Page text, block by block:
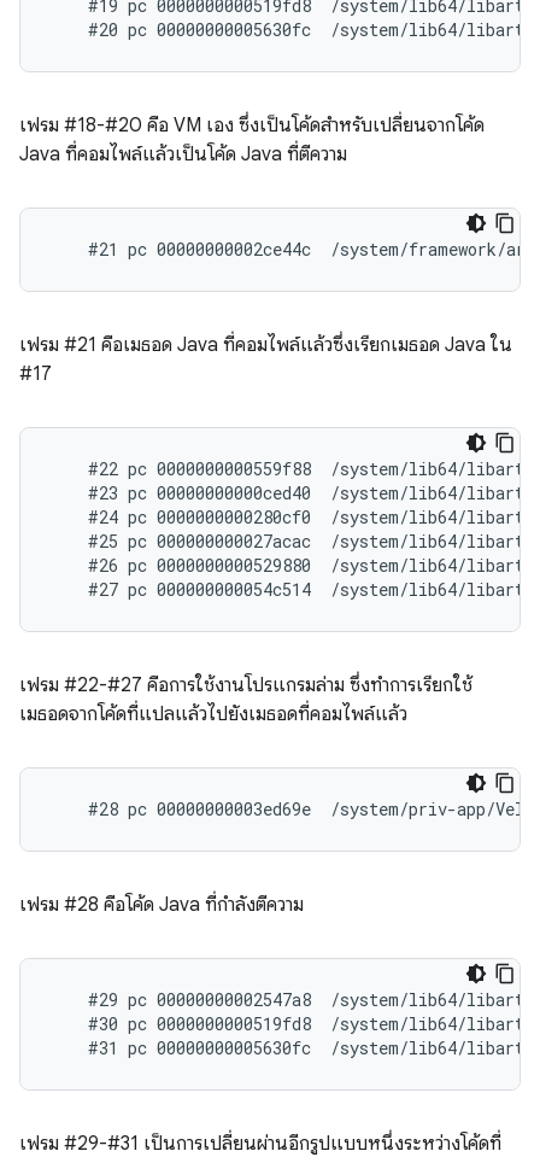
#19 pc 0000000000519fd8  /system/lib64/
เฟรม #18-#20 คือ VM เอง ซึ่งเป็นโค้ดสำหรับเปลี่ยนจากโค้ด
Java ที่คอมไพล์แล้วเป็นโค้ด Java ที่ตีความ
เฟรม #21 คือเมธอด Java ที่คอมไพล์แล้วซึ่งเรียกเมธอด Java ใน
#17
#22 pc 0000000000559f88  /system/lib64/
#23 pc 00000000000ced40  /system/lib64/
#24 pc 0000000000280cf0  /system/lib64/
#25 pc 000000000027acac  /system/lib64/
#26 pc 0000000000529880  /system/lib64/
เฟรม #22-#27 คือการใช้งานโปรแกรมล่าม ซึ่งทําการเรียกใช้
เมธอดจากโค้ดที่แปลแล้วไปยังเมธอดที่คอมไพล์แล้ว
เฟรม #28 คือโค้ด Java ที่กำลังตีความ
#29 pc 00000000002547a8  /system/lib64/
#30 pc 0000000000519fd8  /system/lib64/
เฟรม #29-#31 เป็นการเปลี่ยนผ่านอีกรูปแบบหนึ่งระหว่างโค้ดที่